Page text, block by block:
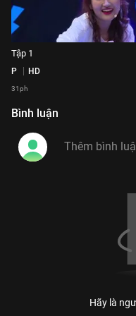
Tập 1
P HD
31ph
Bình luận
Hãy là